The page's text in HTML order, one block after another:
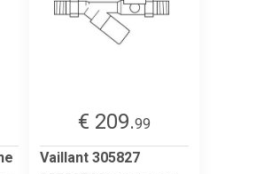
€ 209.99
Vaillant 305827